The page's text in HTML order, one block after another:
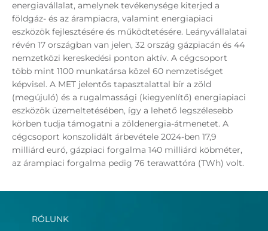
energiavállalat, amelynek tevékenysége kiterjed a
földgáz- és az árampiacra, valamint energiapiaci
eszközök fejlesztésére és működtetésére. Leányvállalatai
révén 17 országban van jelen, 32 ország gázpiacán és 44
nemzetközi kereskedési ponton aktív. A cégcsoport
több mint 1100 munkatársa közel 60 nemzetiséget
képvisel. A MET jelentős tapasztalattal bír a zöld
(megújuló) és a rugalmassági (kiegyenlítő) energiapiaci
eszközök üzemeltetésében, így a lehető legszélesebb
körben tudja támogatni a zöldenergia-átmenetet. A
cégcsoport konszolidált árbevétele 2024-ben 17,9
milliárd euró, gázpiaci forgalma 140 milliárd köbméter,
az árampiaci forgalma pedig 76 terawattóra (TWh) volt.
RÓLUNK